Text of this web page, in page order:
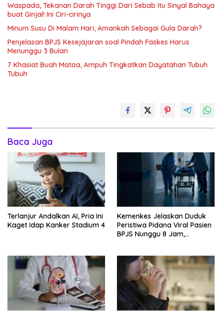
Waspada, Tekanan Darah Tinggi Dari Sebab Itu Sinyal Bahaya
buat Ginjal! Ini Ciri-cirinya
Minum Susu Di Malam Hari, Amankah Sebagai Gula Darah?
Penjelasan BPJS Kesejajaran soal Pindah Faskes Harus
Menunggu 3 Bulan
7 Khasiat Buah Matoa, Ampuh Tingkatkan Dayatahan Tubuh
Tubuh
Baca Juga
Terlanjur Andalkan AI, Pria Ini
Kaget Idap Kanker Stadium 4
Kemenkes Jelaskan Duduk
Peristiwa Pidana Viral Pasien
BPJS Nunggu 8 Jam,